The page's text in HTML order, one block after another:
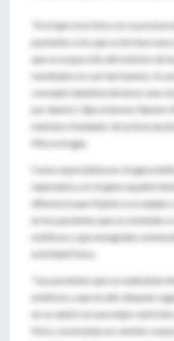
"Si el ejercicio físico no se
pacientes a los que se les hace una
que se ocupa sólo del exterior de la
resultados no son tan buenos. Es un
concepto idealista de hacer una
por dentro", dijo el doctor Ramón
miembro fundador de la
Microcirugía.
Como especialista en cirugía
reparadora, el cirujano español
diferencia que él junto a su equipo
en los pacientes que se sometían a
estéticas y que enseguida
actividad física.
"Las pacientes que se realizaban
estéticas y que un año después
en su salud con una mejor
físico, mostraban un cambio